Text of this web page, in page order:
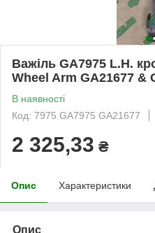
Важіль GA7975 L.H.
Wheel Arm GA21677 &
В наявності
Код: 7975 GA7975 GA21677
2 325,33 ₴
Опис Характеристики
Опис